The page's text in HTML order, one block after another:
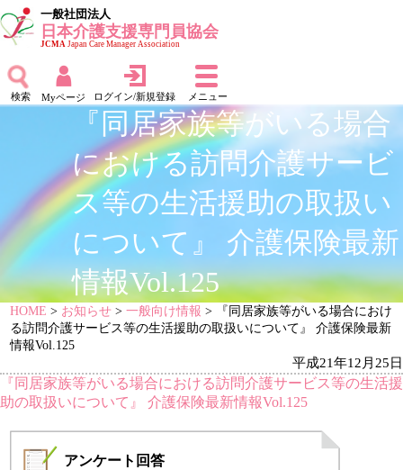
一般社団法人
日本介護支援専門員協会
JCMAJapan Care Manager Association
検索 Myページ ログイン/新規登録 メニュー
『同居家族等がいる場合
における訪問介護サービ
ス等の生活援助の取扱い
について』 介護保険最新
情報Vol.125
HOME > お知らせ >一般向け情報 > 『同居家族等がいる場合におけ
る訪問介護サービス等の生活援助の取扱いについて』 介護保険最新
情報Vol.125
平成21年12月25日
『同居家族等がいる場合における訪問介護サービス等の生活援
助の取扱いについて』 介護保険最新情報Vol.125
アンケート 回答